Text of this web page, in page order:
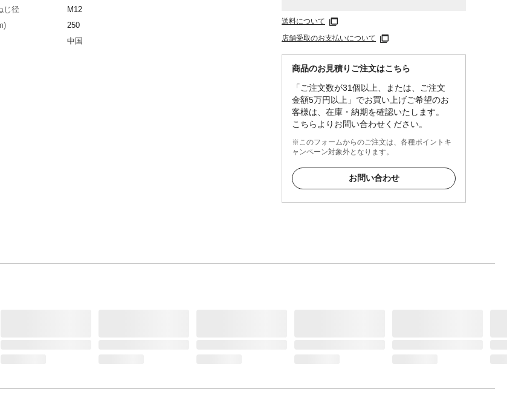
送料について
店舗受取のお支払いについて
商品のお見積りご注文はこちら
「ご注文数が31個以上、または、ご注文
金額5万円以上」でお買い上げご希望のお
客様は、在庫・納期を確認いたします。
こちらよりお問い合わせください。
※このフォームからのご注文は、各種ポイントキ
ャンペーン対象外となります。
お問い合わせ
じ径
M12
250
中国